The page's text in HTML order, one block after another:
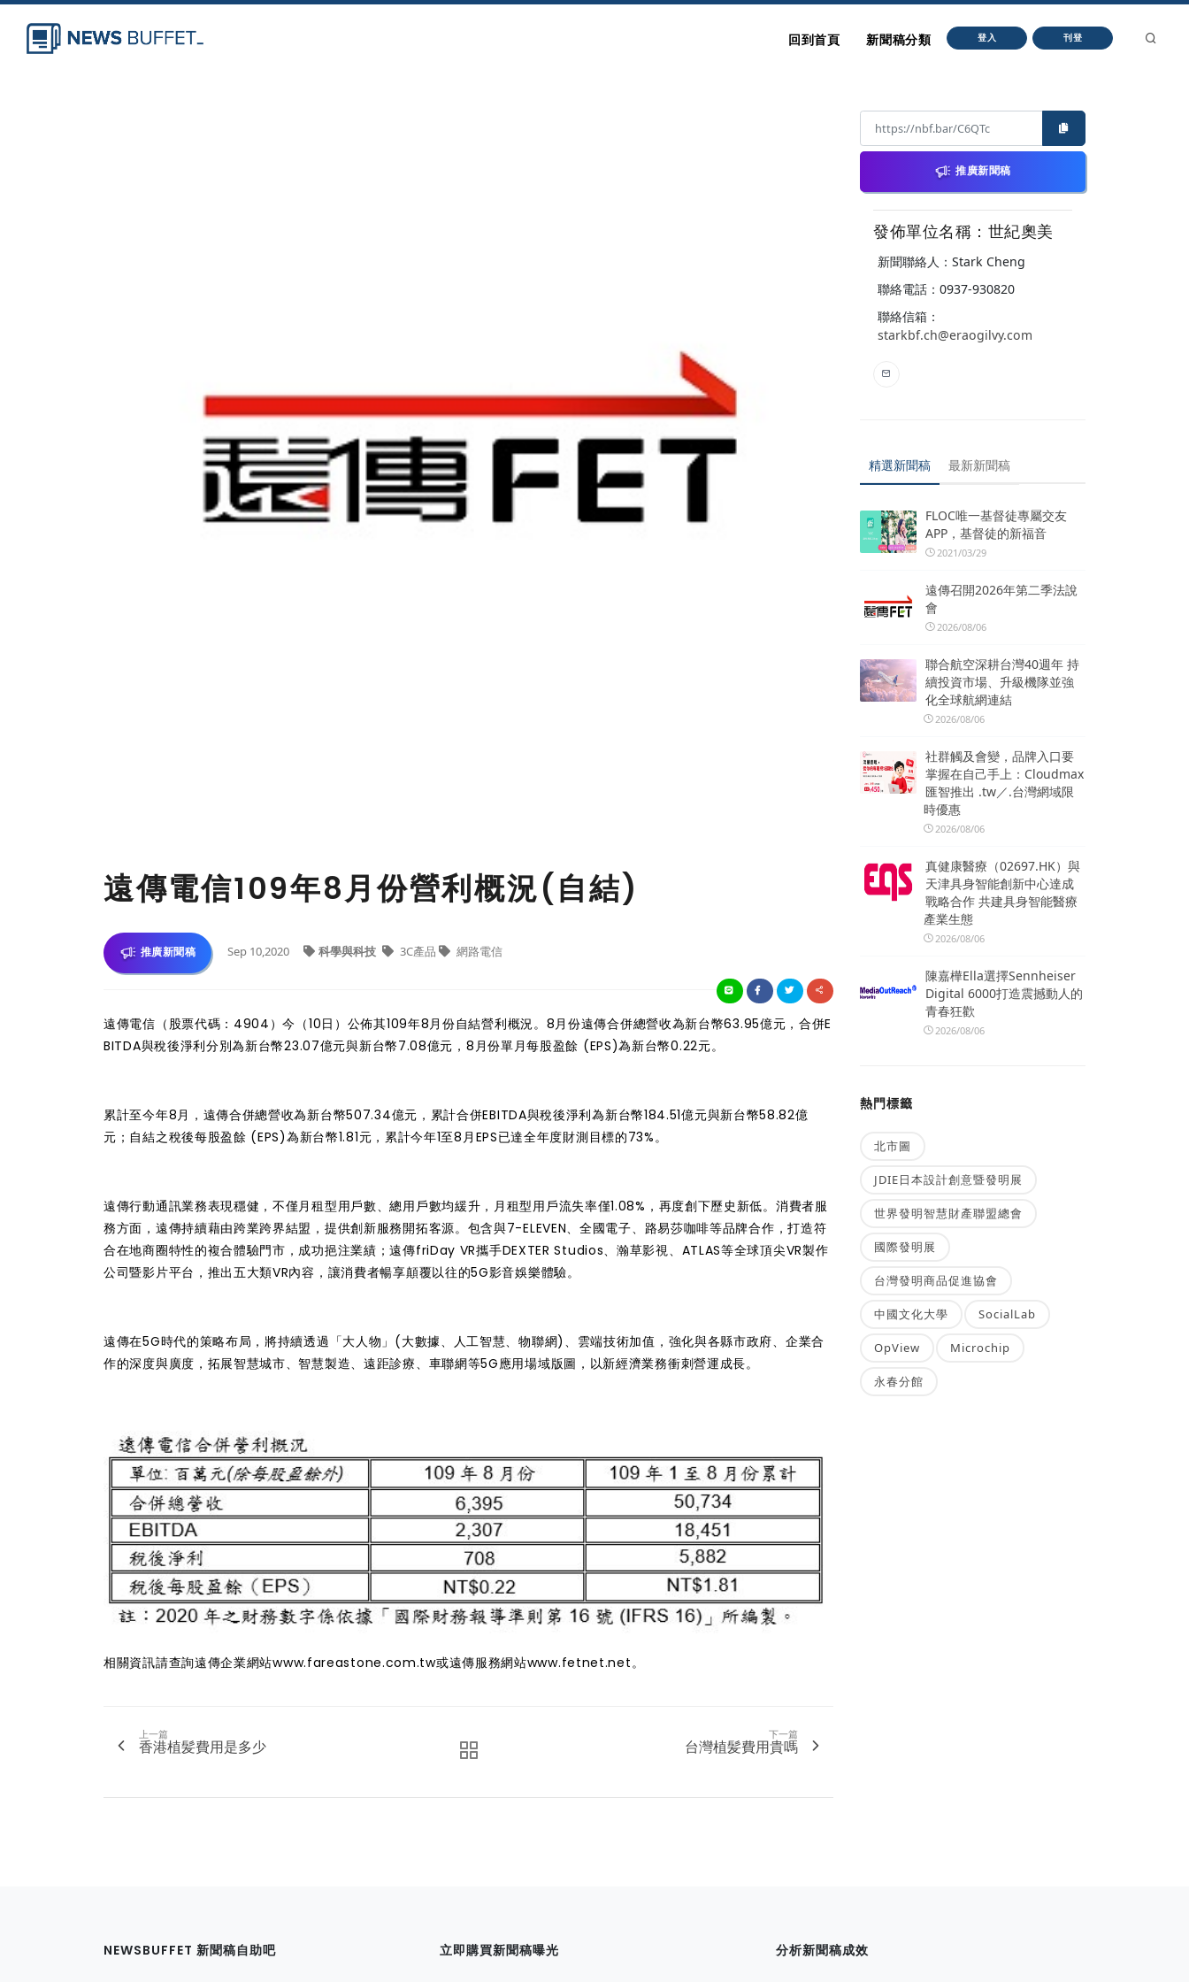
回到首頁 新聞稿分類 登入 刊登
遠傳電信109年8月份營利概況(自結)
推廣新聞稿 Sep 10,2020 科學與科技 3C產品 網路電信
遠傳電信（股票代碼：4904）今（10日）公佈其109年8月份自結營利概況。8月份遠傳合併總營收為新台幣63.95億元，合併E
BITDA與稅後淨利分別為新台幣23.07億元與新台幣7.08億元，8月份單月每股盈餘 (EPS)為新台幣0.22元。
累計至今年8月，遠傳合併總營收為新台幣507.34億元，累計合併EBITDA與稅後淨利為新台幣184.51億元與新台幣58.82億
元；自結之稅後每股盈餘 (EPS)為新台幣1.81元，累計今年1至8月EPS已達全年度財測目標的73%。
遠傳行動通訊業務表現穩健，不僅月租型用戶數、總用戶數均緩升，月租型用戶流失率僅1.08%，再度創下歷史新低。消費者服
務方面，遠傳持續藉由跨業跨界結盟，提供創新服務開拓客源。包含與7-ELEVEN、全國電子、路易莎咖啡等品牌合作，打造符
合在地商圈特性的複合體驗門市，成功挹注業績；遠傳friDay VR攜手DEXTER Studios、瀚草影視、ATLAS等全球頂尖VR製作
公司暨影片平台，推出五大類VR內容，讓消費者暢享顛覆以往的5G影音娛樂體驗。
遠傳在5G時代的策略布局，將持續透過「大人物」(大數據、人工智慧、物聯網)、雲端技術加值，強化與各縣市政府、企業合
作的深度與廣度，拓展智慧城市、智慧製造、遠距診療、車聯網等5G應用場域版圖，以新經濟業務衝刺營運成長。
相關資訊請查詢遠傳企業網站www.fareastone.com.tw或遠傳服務網站www.fetnet.net。
上一篇
香港植髪費用是多少
下一篇
台灣植髪費用貴嗎
推廣新聞稿
發佈單位名稱：世紀奧美
新聞聯絡人：Stark Cheng
聯絡電話：0937-930820
聯絡信箱：
starkbf.ch@eraogilvy.com
精選新聞稿 最新新聞稿
FLOC唯一基督徒專屬交友
APP，基督徒的新福音
2021/03/29
遠傳召開2026年第二季法說
會
2026/08/06
聯合航空深耕台灣40週年 持
續投資市場、升級機隊並強
化全球航網連結
2026/08/06
社群觸及會變，品牌入口要
掌握在自己手上：Cloudmax
匯智推出 .tw／.台灣網域限
時優惠
2026/08/06
真健康醫療（02697.HK）與
天津具身智能創新中心達成
戰略合作 共建具身智能醫療
產業生態
2026/08/06
陳嘉樺Ella選擇Sennheiser
Digital 6000打造震撼動人的
青春狂歡
2026/08/06
熱門標籤
北市圖
JDIE日本設計創意暨發明展
世界發明智慧財產聯盟總會
國際發明展
台灣發明商品促進協會
中國文化大學 SocialLab
OpView Microchip
永春分館
NEWSBUFFET 新聞稿自助吧 立即購買新聞稿曝光 分析新聞稿成效